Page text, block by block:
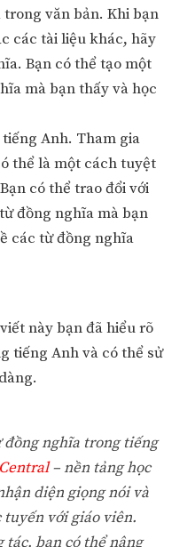
văn bản. Khi bạn
các tài liệu khác, hãy
Bạn có thể tạo một
mà bạn thấy và học
Anh. Tham gia
thể là một cách tuyệt
có thể trao đổi với
đồng nghĩa mà bạn
các từ đồng nghĩa
này bạn đã hiểu rõ
tiếng Anh và có thể sử
nghĩa trong tiếng
– nền tảng học
diện giọng nói và
với giáo viên.
tác, bạn có thể nâng